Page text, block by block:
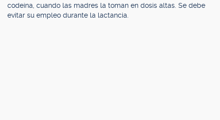
codeína, cuando las madres la toman en dosis altas. Se debe
evitar su empleo durante la lactancia.